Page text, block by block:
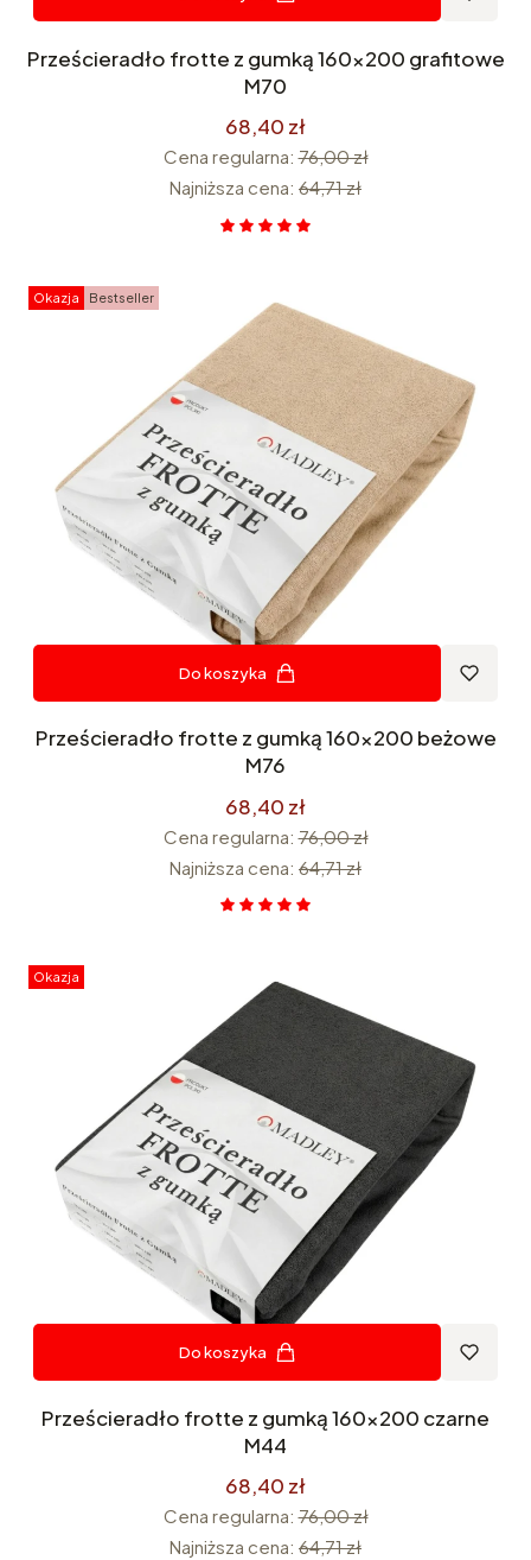
Prześcieradło frotte z gumką 160x200 grafitowe
M70
68,40 zł
Cena regularna: 76,00 zł
Najniższa cena: 64,71 zł
Okazja Bestseller
Do koszyka
Prześcieradło frotte z gumką 160x200 beżowe
M76
68,40 zł
Cena regularna: 76,00 zł
Najniższa cena: 64,71 zł
Okazja
Do koszyka
Prześcieradło frotte z gumką 160x200 czarne
M44
68,40 zł
Cena regularna: 76,00 zł
Najniższa cena: 64,71 zł